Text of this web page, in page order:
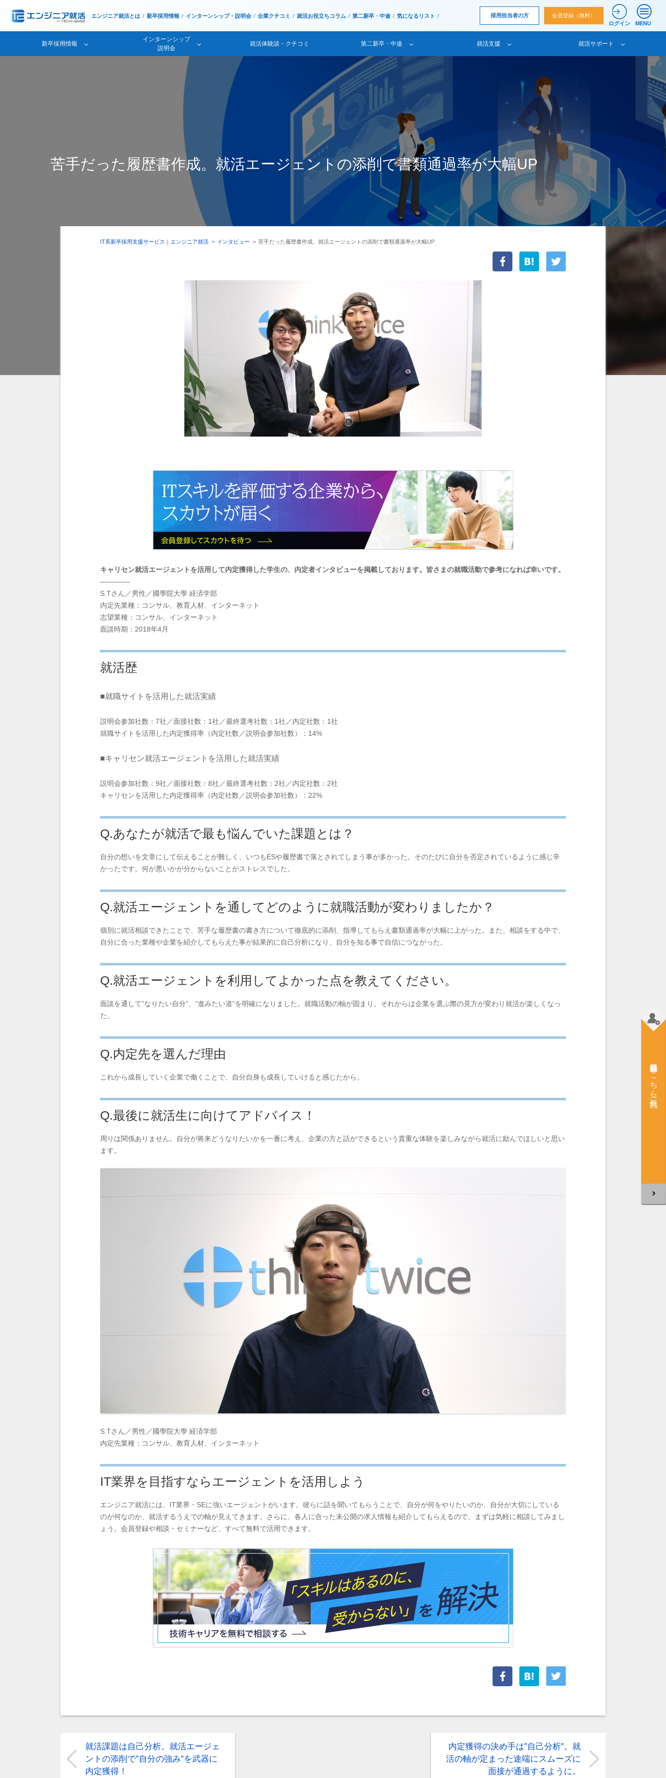
エンジニア就活とは 新卒採用情報 インターンシップ・説明会 企業クチコミ 就活お役立ちコラム 第二新卒・中途 気になるリスト 採用担当者の方
会員登録（無料）
ログイン
MENU
新卒採用情報
インターンシップ
説明会
就活体験談・クチコミ 第二新卒・中途 就活支援 就活サポート
苦手だった履歴書作成。就活エージェントの添削で書類通過率が大幅UP
IT系新卒採用支援サービス｜エンジニア就活 > インタビュー > 苦手だった履歴書作成。就活エージェントの添削で書類通過率が大幅UP
キャリセン就活エージェントを活用して内定獲得した学生の、内定者インタビューを掲載しております。皆さまの就職活動で参考になれば幸いです。
————-
S.Tさん／男性／國學院大學 経済学部
内定先業種：コンサル、教育人材、インターネット
志望業種：コンサル、インターネット
面談時期：2018年4月
就活歴
■就職サイトを活用した就活実績
説明会参加社数：7社／面接社数：1社／最終選考社数：1社／内定社数：1社
就職サイトを活用した内定獲得率（内定社数／説明会参加社数）：14%
■キャリセン就活エージェントを活用した就活実績
説明会参加社数：9社／面接社数：8社／最終選考社数：2社／内定社数：2社
キャリセンを活用した内定獲得率（内定社数／説明会参加社数）：22%
Q.あなたが就活で最も悩んでいた課題とは？
自分の想いを文章にして伝えることが難しく、いつもESや履歴書で落とされてしまう事が多かった。そのたびに自分を否定されているように感じ辛
かったです。何が悪いかが分からないことがストレスでした。
Q.就活エージェントを通してどのように就職活動が変わりましたか？
個別に就活相談できたことで、苦手な履歴書の書き方について徹底的に添削、指導してもらえ書類通過率が大幅に上がった。また、相談をする中で、
自分に合った業種や企業を紹介してもらえた事が結果的に自己分析になり、自分を知る事で自信につながった。
Q.就活エージェントを利用してよかった点を教えてください。
面談を通して”なりたい自分”、”進みたい道”を明確になりました。就職活動の軸が固まり、それからは企業を選ぶ際の見方が変わり就活が楽しくなっ
た。
Q.内定先を選んだ理由
これから成長していく企業で働くことで、自分自身も成長していけると感じたから。
Q.最後に就活生に向けてアドバイス！
周りは関係ありません。自分が将来どうなりたいかを一番に考え、企業の方と話ができるという貴重な体験を楽しみながら就活に励んでほしいと思い
ます。
S.Tさん／男性／國學院大學 経済学部
内定先業種：コンサル、教育人材、インターネット
IT業界を目指すならエージェントを活用しよう
エンジニア就活には、IT業界・SEに強いエージェントがいます。彼らに話を聞いてもらうことで、自分が何をやりたいのか、自分が大切にしている
のが何なのか、就活するうえでの軸が見えてきます。さらに、各人に合った未公開の求人情報も紹介してもらえるので、まずは気軽に相談してみまし
ょう。会員登録や相談・セミナーなど、すべて無料で活用できます。
就活課題は自己分析。就活エージェ
ントの添削で”自分の強み”を武器に
内定獲得！
内定獲得の決め手は”自己分析”。就
活の軸が定まった途端にスムーズに
面接が通過するように。
会員登録はこちら（無料）